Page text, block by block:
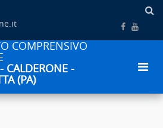
COMPRENSIVO
CALDERONE -
(PA)